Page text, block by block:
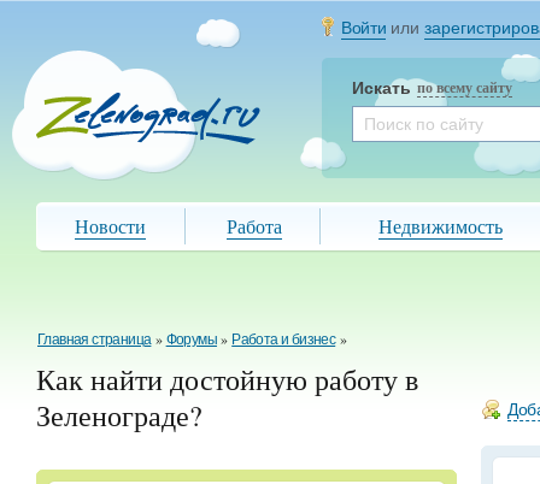
Войти или
Искать по всему сайту
Новости Работа Недвижимость
Главная страница »Форумы» Работа и бизнес »
Как найти достойную работу в
Зеленограде?